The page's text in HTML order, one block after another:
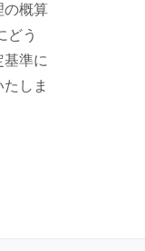
の概算
どう
準に
しま